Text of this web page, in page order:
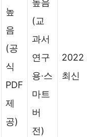
높
음
(공
식
PDF
제
공)
높음
(교
과서
연구
용·스
마트
버
전)
2022
최신